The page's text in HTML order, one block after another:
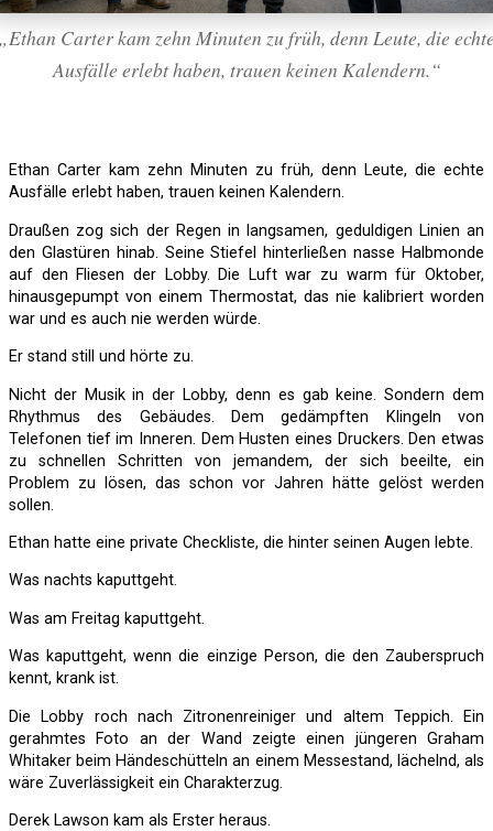
Carter kam zehn Minuten zu früh, denn Leute, die
Ausfälle erlebt haben, trauen keinen Kalendern.“
Ethan Carter kam zehn Minuten zu früh, denn Leute, die echte
Ausfälle erlebt haben, trauen keinen Kalendern.
Draußen zog sich der Regen in langsamen, geduldigen Linien an
den Glastüren hinab. Seine Stiefel hinterließen nasse Halbmonde
auf den Fliesen der Lobby. Die Luft war zu warm für Oktober,
hinausgepumpt von einem Thermostat, das nie kalibriert worden
war und es auch nie werden würde.
Er stand still und hörte zu.
Nicht der Musik in der Lobby, denn es gab keine. Sondern dem
Rhythmus des Gebäudes. Dem gedämpften Klingeln von
Telefonen tief im Inneren. Dem Husten eines Druckers. Den etwas
zu schnellen Schritten von jemandem, der sich beeilte, ein
Problem zu lösen, das schon vor Jahren hätte gelöst werden
sollen.
Ethan hatte eine private Checkliste, die hinter seinen Augen lebte.
Was nachts kaputtgeht.
Was am Freitag kaputtgeht.
Was kaputtgeht, wenn die einzige Person, die den Zauberspruch
kennt, krank ist.
Die Lobby roch nach Zitronenreiniger und altem Teppich. Ein
gerahmtes Foto an der Wand zeigte einen jüngeren Graham
Whitaker beim Händeschütteln an einem Messestand, lächelnd, als
wäre Zuverlässigkeit ein Charakterzug.
Derek Lawson kam als Erster heraus.